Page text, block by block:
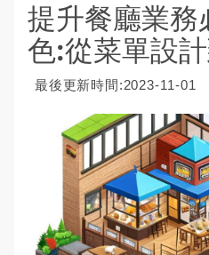
提升餐廳業務
色:從菜單設
最後更新時間:2023-11-01